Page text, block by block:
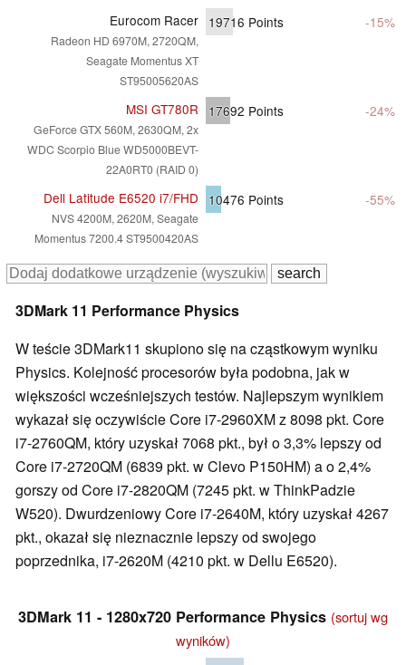
Eurocom Racer
Radeon HD 6970M, 2720QM,
Seagate Momentus XT
ST95005620AS
19716 Points -15%
MSI GT780R
GeForce GTX 560M, 2630QM, 2x
WDC Scorpio Blue WD5000BEVT-
22A0RT0 (RAID 0)
17692 Points -24%
Dell Latitude E6520 i7/FHD
NVS 4200M, 2620M, Seagate
Momentus 7200.4 ST9500420AS
10476 Points -55%
3DMark 11 Performance Physics
W teście 3DMark11 skupiono się na cząstkowym wyniku
Physics. Kolejność procesorów była podobna, jak w
większości wcześniejszych testów. Najlepszym wynikiem
wykazał się oczywiście Core i7-2960XM z 8098 pkt. Core
i7-2760QM, który uzyskał 7068 pkt., był o 3,3% lepszy od
Core i7-2720QM (6839 pkt. w Clevo P150HM) a o 2,4%
gorszy od Core i7-2820QM (7245 pkt. w ThinkPadzie
W520). Dwurdzeniowy Core i7-2640M, który uzyskał 4267
pkt., okazał się nieznacznie lepszy od swojego
poprzednika, i7-2620M (4210 pkt. w Dellu E6520).
3DMark 11 - 1280x720 Performance Physics (sortuj wg
wyników)